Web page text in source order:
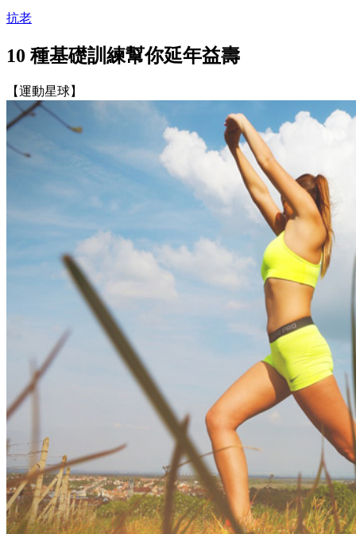
抗老
10 種基礎訓練幫你延年益壽
【運動星球】